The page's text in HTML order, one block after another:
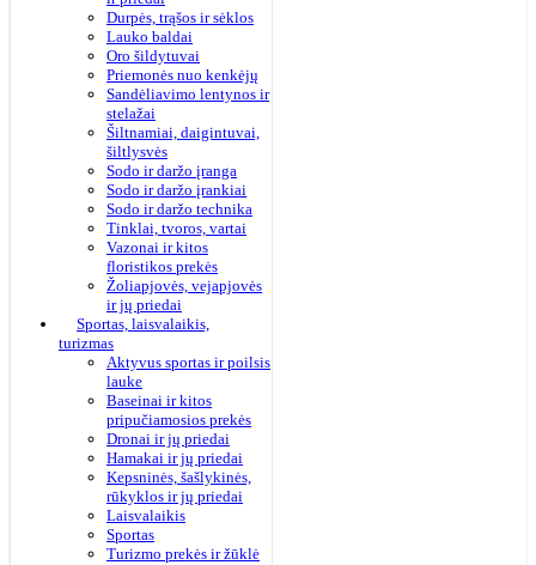
Durpės, trąšos ir sėklos
Lauko baldai
Oro šildytuvai
Priemonės nuo kenkėjų
Sandėliavimo lentynos ir
stelažai
Šiltnamiai, daigintuvai,
šiltlysvės
Sodo ir daržo įranga
Sodo ir daržo įrankiai
Sodo ir daržo technika
Tinklai, tvoros, vartai
Vazonai ir kitos
floristikos prekės
Žoliapjovės, vejapjovės
ir jų priedai
Sportas, laisvalaikis,
turizmas
Aktyvus sportas ir poilsis
lauke
Baseinai ir kitos
pripučiamosios prekės
Dronai ir jų priedai
Hamakai ir jų priedai
Kepsninės, šašlykinės,
rūkyklos ir jų priedai
Laisvalaikis
Sportas
Turizmo prekės ir žūklė